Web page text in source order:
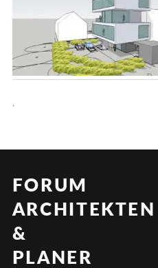
.
FORUM
ARCHITEKTEN
&
PLANER